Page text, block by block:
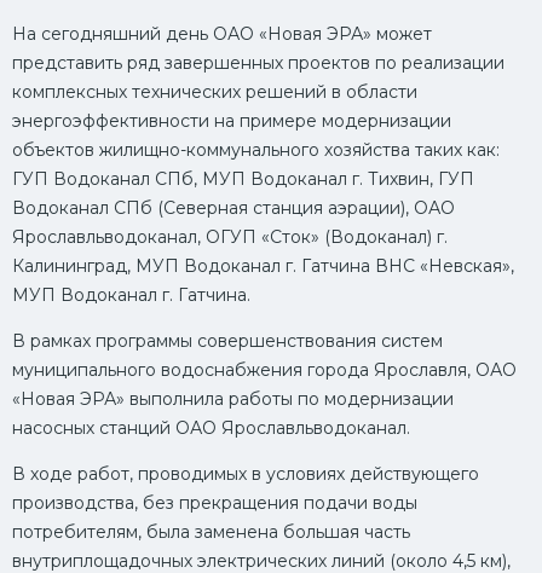
На сегодняшний день ОАО «Новая ЭРА» может
представить ряд завершенных проектов по реализации
комплексных технических решений в области
энергоэффективности на примере модернизации
объектов жилищно-коммунального хозяйства таких как:
ГУП Водоканал СПб, МУП Водоканал г. Тихвин, ГУП
Водоканал СПб (Северная станция аэрации), ОАО
Ярославльводоканал, ОГУП «Сток» (Водоканал) г.
Калининград, МУП Водоканал г. Гатчина ВНС «Невская»,
МУП Водоканал г. Гатчина.
В рамках программы совершенствования систем
муниципального водоснабжения города Ярославля, ОАО
«Новая ЭРА» выполнила работы по модернизации
насосных станций ОАО Ярославльводоканал.
В ходе работ, проводимых в условиях действующего
производства, без прекращения подачи воды
потребителям, была заменена большая часть
внутриплощадочных электрических линий (около 4,5 км),